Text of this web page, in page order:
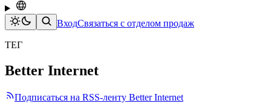
ВходСвязаться с отделом продаж
ТЕГ
Better Internet
Подписаться на RSS-ленту Better Internet